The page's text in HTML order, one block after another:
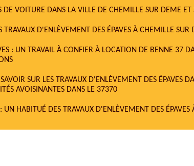
DE VOITURE DANS LA VILLE DE CHEMILLE SUR DEME ET
TRAVAUX D'ENLÈVEMENT DES ÉPAVES À CHEMILLE SUR
: UN TRAVAIL À CONFIER À LOCATION DE BENNE 37
SUR LES TRAVAUX D'ENLÈVEMENT DES ÉPAVES
AVOISINANTES DANS LE 37370
HABITUÉ DES TRAVAUX D'ENLÈVEMENT DES